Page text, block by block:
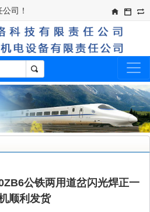
司！​
公铁两用道岔闪光焊正一
顺利发货